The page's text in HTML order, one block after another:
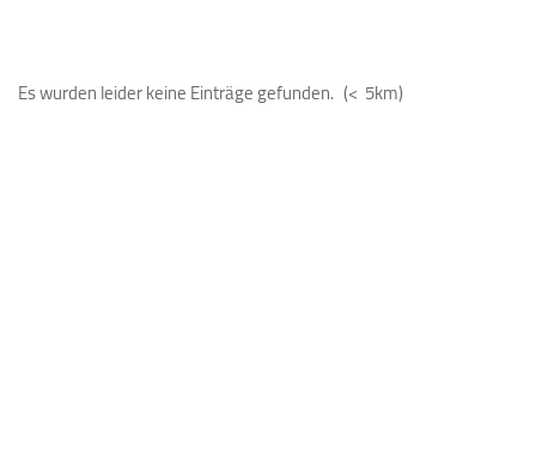
Es wurden leider keine Einträge gefunden. (< 5km)